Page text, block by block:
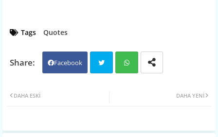
Tags Quotes
Facebook
DAHA YENI
DAHA ESKI